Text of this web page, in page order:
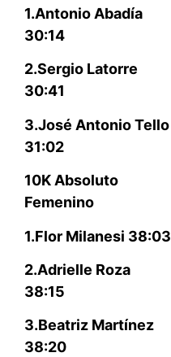
1.Antonio Abadía
30:14
2.Sergio Latorre
30:41
3.José Antonio Tello
31:02
10K Absoluto
Femenino
1.Flor Milanesi 38:03
2.Adrielle Roza
38:15
3.Beatriz Martínez
38:20